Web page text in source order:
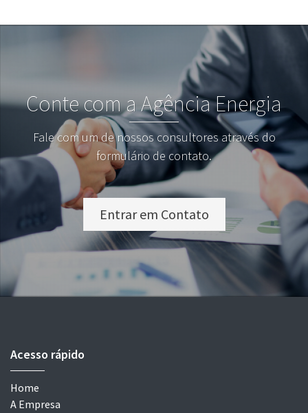
Conte com a Agência Energia
Fale com um de nossos consultores através do
formulário de contato.
Entrar em Contato
Acesso rápido
Home
A Empresa